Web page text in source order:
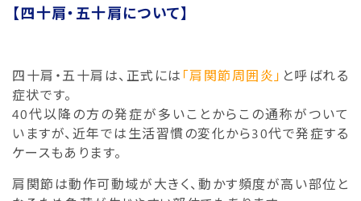
【四十肩・五十肩について】
四十肩・五十肩は、正式には 「肩関節周囲炎」 と呼ばれる
症状です。
40代以降の方の発症が多いことからこの通称がついて
いますが、近年では生活習慣の変化から30代で発症する
ケースもあります。
肩関節は動作可動域が大きく、動かす頻度が高い部位と